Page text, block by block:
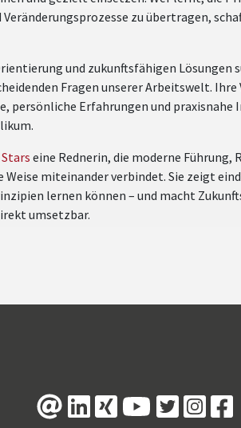
zu übertragen,
und zukunftsfähigen Lösungen
Fragen unserer Arbeitswelt. Ihre
persönliche Erfahrungen und praxisnahe
eine Rednerin, die moderne Führung,
miteinander verbindet. Sie zeigt
lernen können – und macht
umsetzbar.